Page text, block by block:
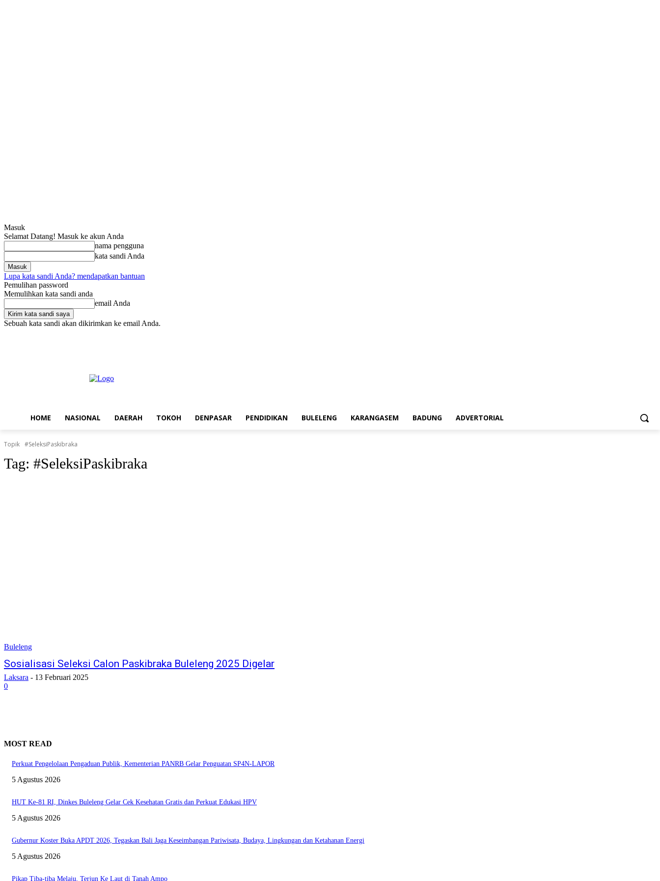
Masuk
Selamat Datang! Masuk ke akun Anda
nama pengguna
kata sandi Anda
Lupa kata sandi Anda? mendapatkan bantuan
Pemulihan password
Memulihkan kata sandi anda
email Anda
Sebuah kata sandi akan dikirimkan ke email Anda.
HOME NASIONAL DAERAH TOKOH DENPASAR PENDIDIKAN BULELENG KARANGASEM BADUNG ADVERTORIAL
Topik #SeleksiPaskibraka
Tag: #SeleksiPaskibraka
Buleleng
Sosialisasi Seleksi Calon Paskibraka Buleleng 2025 Digelar
Laksara - 13 Februari 2025
0
MOST READ
Perkuat Pengelolaan Pengaduan Publik, Kementerian PANRB Gelar Penguatan SP4N-LAPOR
5 Agustus 2026
HUT Ke-81 RI, Dinkes Buleleng Gelar Cek Kesehatan Gratis dan Perkuat Edukasi HPV
5 Agustus 2026
Gubernur Koster Buka APDT 2026, Tegaskan Bali Jaga Keseimbangan Pariwisata, Budaya, Lingkungan dan Ketahanan Energi
5 Agustus 2026
Pikap Tiba-tiba Melaju, Terjun Ke Laut di Tanah Ampo